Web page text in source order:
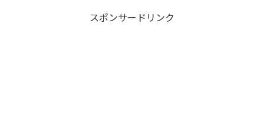
スポンサードリンク